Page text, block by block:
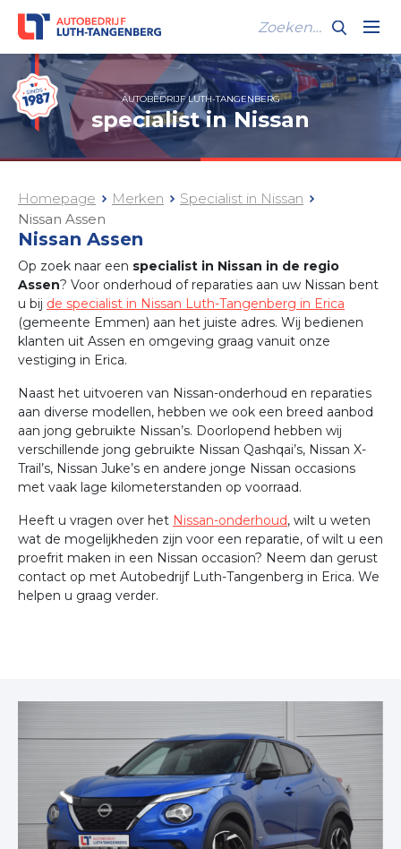
AUTOBEDRIJF LUTH-TANGENBERG
specialist in Nissan
Homepage Merken
Specialist in Nissan
Nissan Assen
Nissan Assen
Op zoek naar een specialist in Nissan in de regio
Assen? Voor onderhoud of reparaties aan uw Nissan bent
u bij de specialist in Nissan Luth-Tangenberg in Erica
(gemeente Emmen) aan het juiste adres. Wij bedienen
klanten uit Assen en omgeving graag vanuit onze
vestiging in Erica.
Naast het uitvoeren van Nissan-onderhoud en reparaties
aan diverse modellen, hebben we ook een breed aanbod
aan jong gebruikte Nissan’s. Doorlopend hebben wij
verschillende jong gebruikte Nissan Qashqai’s, Nissan X-
Trail’s, Nissan Juke’s en andere jonge Nissan occasions
met vaak lage kilometerstanden op voorraad.
Heeft u vragen over het Nissan-onderhoud, wilt u weten
wat de mogelijkheden zijn voor een reparatie, of wilt u een
proefrit maken in een Nissan occasion? Neem dan gerust
contact op met Autobedrijf Luth-Tangenberg in Erica. We
helpen u graag verder.